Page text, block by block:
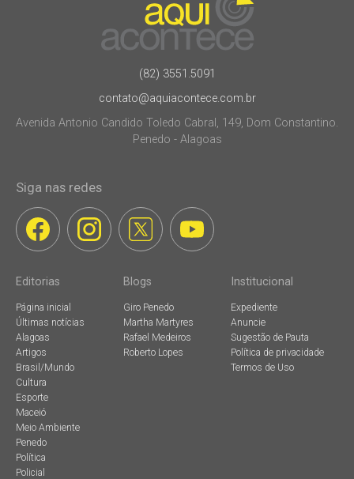
(82) 3551.5091
contato@aquiacontece.com.br
Avenida Antonio Candido Toledo Cabral, 149, Dom Constantino.
Penedo - Alagoas
Siga nas redes
Editorias
Página inicial
Últimas notícias
Alagoas
Artigos
Brasil/Mundo
Cultura
Esporte
Maceió
Meio Ambiente
Penedo
Política
Policial
Blogs
Giro Penedo
Martha Martyres
Rafael Medeiros
Roberto Lopes
Institucional
Expediente
Anuncie
Sugestão de Pauta
Política de privacidade
Termos de Uso